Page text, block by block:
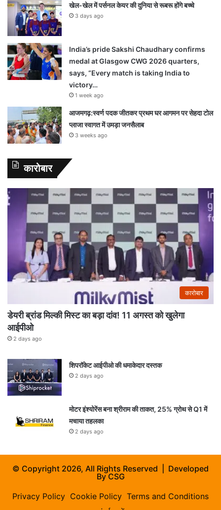
खेल-खेल में पर्सनल केयर की दुनिया से रूबरू होंगे बच्चे
3 days ago
India’s pride Sakshi Chaudhary confirms
medal at Glasgow CWG 2026 quarters,
says, “Every match is taking India to
victory…
1 week ago
आजमगढ़:स्वर्ण पदक जीतकर प्रथम घर आगमन पर सेहदा टोल
प्लाजा स्वागत में उमड़ा जनसैलाब
3 weeks ago
कारोबार
कारोबार
डेयरी ब्रांड मिल्की मिस्ट का बड़ा दांव! 11 अगस्त को खुलेगा
आईपीओ
2 days ago
शिपरॉकेट आईपीओ की धमाकेदार दस्तक
2 days ago
मोटर इंश्योरेंस बना श्रीराम की ताकत, 25% ग्रोथ से Q1 में
मचाया तहलका
2 days ago
© Copyright 2026, All Rights Reserved | Developed
ByCSG
Privacy Policy Cookie Policy Terms and Conditions